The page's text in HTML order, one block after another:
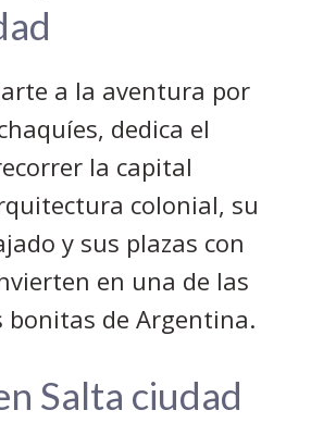
a la aventura por
dedica el
la capital
colonial, su
y sus plazas con
en una de las
bonitas de Argentina.
Salta ciudad